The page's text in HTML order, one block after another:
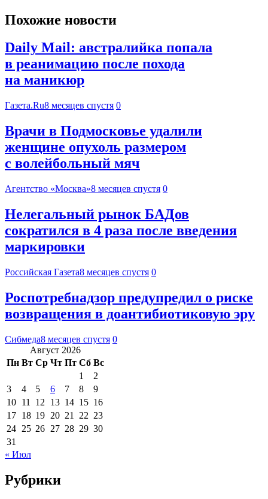
Похожие новости
Daily Mail: австралийка попала
в реанимацию после похода
на маникюр
Газета.Ru8 месяцев спустя 0
Врачи в Подмосковье удалили
женщине опухоль размером
с волейбольный мяч
Агентство «Москва»8 месяцев спустя 0
Нелегальный рынок БАДов
сократился в 4 раза после введения
маркировки
Российская Газета8 месяцев спустя 0
Роспотребнадзор предупредил о риске
возвращения в доантибиотиковую эру
Сибмеда8 месяцев спустя 0
Август 2026
Пн Вт Ср Чт Пт Сб Вс
1
2
3
4 5 6 7 8
9
10 11 12 13 14 15 16
17 18 19 20 21 22 23
24 25 26 27 28 29 30
31
« Июл
Рубрики